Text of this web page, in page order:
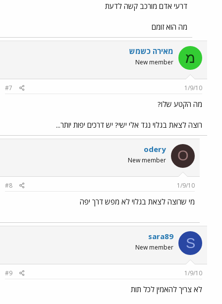
דרעי אדם מורכב קשה לדעת
מה הוא זומם
מ מאירה כשמש
New member
1/9/10
#7
מה הקטע שלו?
רוצה לצאת בגלוי נגד אלי ישי? יש דרכים יפות יותר...
O
odery
New member
1/9/10
#8
מי שרוצה לצאת בגלוי לא מפש דרך יפה
S
sara89
New member
1/9/10
#9
לא צריך להאמין לכל תות